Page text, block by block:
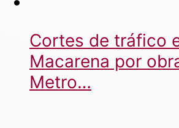
Cortes de tráfico
Macarena por
Metro…